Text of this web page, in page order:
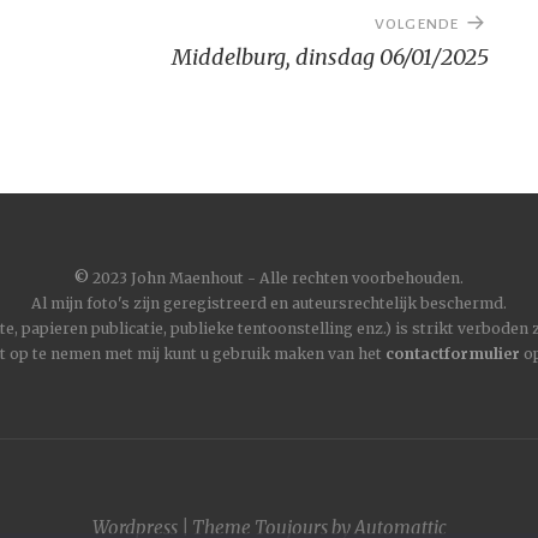
VOLGENDE
Middelburg, dinsdag 06/01/2025
© 2023 John Maenhout - Alle rechten voorbehouden.
Al mijn foto's zijn geregistreerd en auteursrechtelijk beschermd.
papieren publicatie, publieke tentoonstelling enz.) is strikt
op te nemen met mij kunt u gebruik maken van het contactformulier
Wordpress| Theme ToujoursbyAutomattic